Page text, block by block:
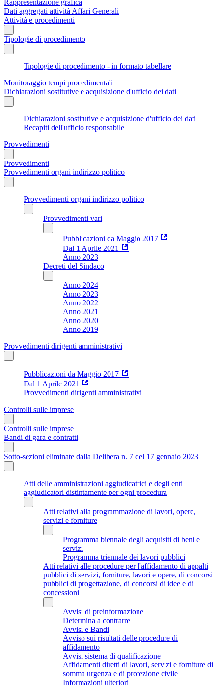
Rappresentazione grafica
Dati aggregati attività Affari Generali
Attività e procedimenti
Tipologie di procedimento
Tipologie di procedimento - in formato tabellare
Monitoraggio tempi procedimentali
Dichiarazioni sostitutive e acquisizione d'ufficio dei dati
Dichiarazioni sostitutive e acquisizione d'ufficio dei dati
Recapiti dell'ufficio responsabile
Provvedimenti
Provvedimenti
Provvedimenti organi indirizzo politico
Provvedimenti organi indirizzo politico
Provvedimenti vari
Pubblicazioni da Maggio 2017
Dal 1 Aprile 2021
Anno 2023
Decreti del Sindaco
Anno 2024
Anno 2023
Anno 2022
Anno 2021
Anno 2020
Anno 2019
Provvedimenti dirigenti amministrativi
Pubblicazioni da Maggio 2017
Dal 1 Aprile 2021
Provvedimenti dirigenti amministrativi
Controlli sulle imprese
Controlli sulle imprese
Bandi di gara e contratti
Sotto-sezioni eliminate dalla Delibera n. 7 del 17 gennaio 2023
Atti delle amministrazioni aggiudicatrici e degli enti
aggiudicatori distintamente per ogni procedura
Atti relativi alla programmazione di lavori, opere,
servizi e forniture
Programma biennale degli acquisiti di beni e
servizi
Programma triennale dei lavori pubblici
Atti relativi alle procedure per l'affidamento di appalti
pubblici di servizi, forniture, lavori e opere, di concorsi
pubblici di progettazione, di concorsi di idee e di
concessioni
Avvisi di preinformazione
Determina a contrarre
Avvisi e Bandi
Avviso sui risultati delle procedure di
affidamento
Avvisi sistema di qualificazione
Affidamenti diretti di lavori, servizi e forniture di
somma urgenza e di protezione civile
Informazioni ulteriori